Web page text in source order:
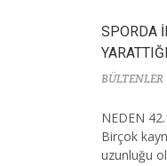
SPORDA
BÜLTENLER
NEDEN
Birçok
uzunluğu